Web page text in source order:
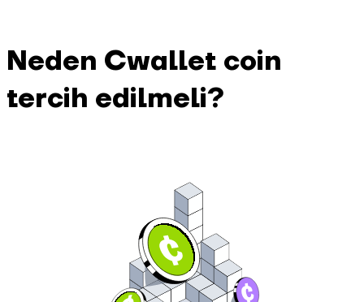
Neden Cwallet coin
tercih edilmeli?